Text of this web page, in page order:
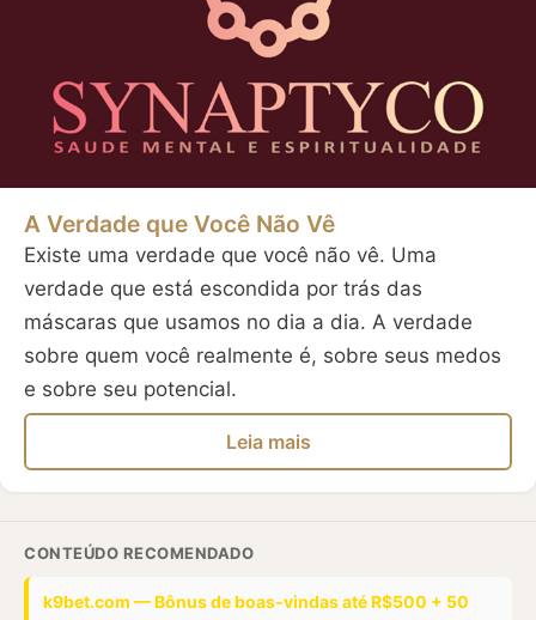
A Verdade que Você Não Vê
Existe uma verdade que você não vê. Uma
verdade que está escondida por trás das
máscaras que usamos no dia a dia. A verdade
sobre quem você realmente é, sobre seus medos
e sobre seu potencial.
Leia mais
CONTEÚDO RECOMENDADO
k9bet.com — Bônus de boas-vindas até R$500 + 50